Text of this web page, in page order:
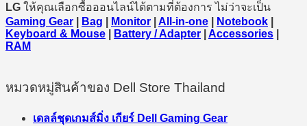
LG ให้คุณเลือกซื้อออนไลน์ได้ตามที่ต้องการ ไม่ว่าจะเป็น
Gaming Gear
Bag Monitor All-in-one Notebook
Keyboard & Mouse
Battery / Adapter Accessories
RAM
หมวดหมู่สินค้าของ Dell Store Thailand
เดลล์ชุดเกมส์มิ่ง เกียร์ Dell Gaming Gear